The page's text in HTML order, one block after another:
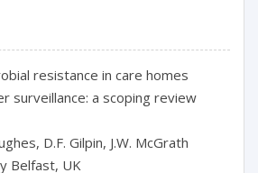
resistance in care homes
surveillance: a scoping review
D.F. Gilpin, J.W. McGrath
Belfast, UK